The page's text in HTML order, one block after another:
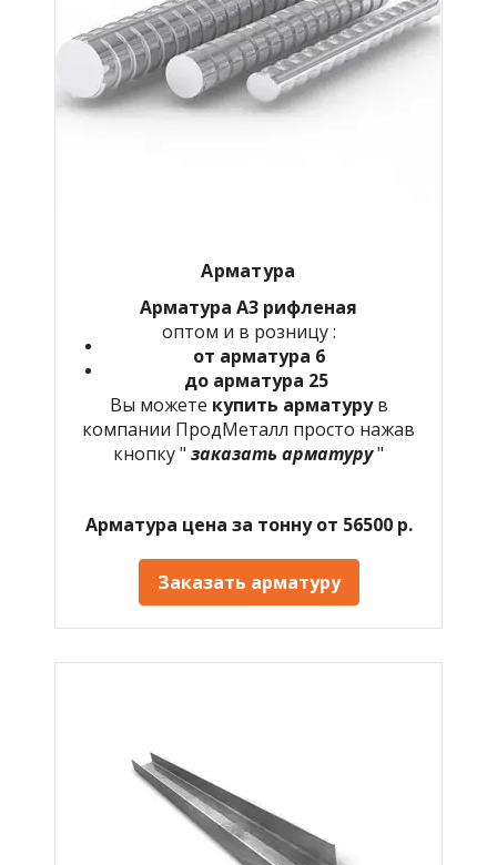
Арматура
Арматура А3 рифленая
оптом и в розницу :
от арматура 6
до арматура 25
Вы можете купить арматурув
компании ПродМеталл просто нажав
кнопку " заказать арматуру"
Арматура цена за тонну от 56500 р.
Заказать арматуру